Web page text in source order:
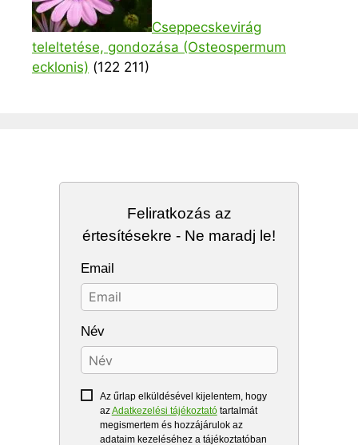
Cseppecskevirág
teleltetése, gondozása (Osteospermum
ecklonis) (122 211)
Feliratkozás az
értesítésekre - Ne maradj le!
Email
Név
Az űrlap elküldésével kijelentem, hogy
azAdatkezelési tájékoztatótartalmát
megismertem és hozzájárulok az
adataim kezeléséhez a tájékoztatóban